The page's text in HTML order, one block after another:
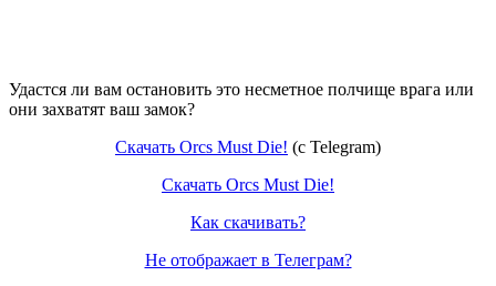
Удастся ли вам остановить это несметное полчище врага или
они захватят ваш замок?
Скачать Orcs Must Die! (c Telegram)
Скачать Orcs Must Die!
Как скачивать?
Не отображает в Телеграм?